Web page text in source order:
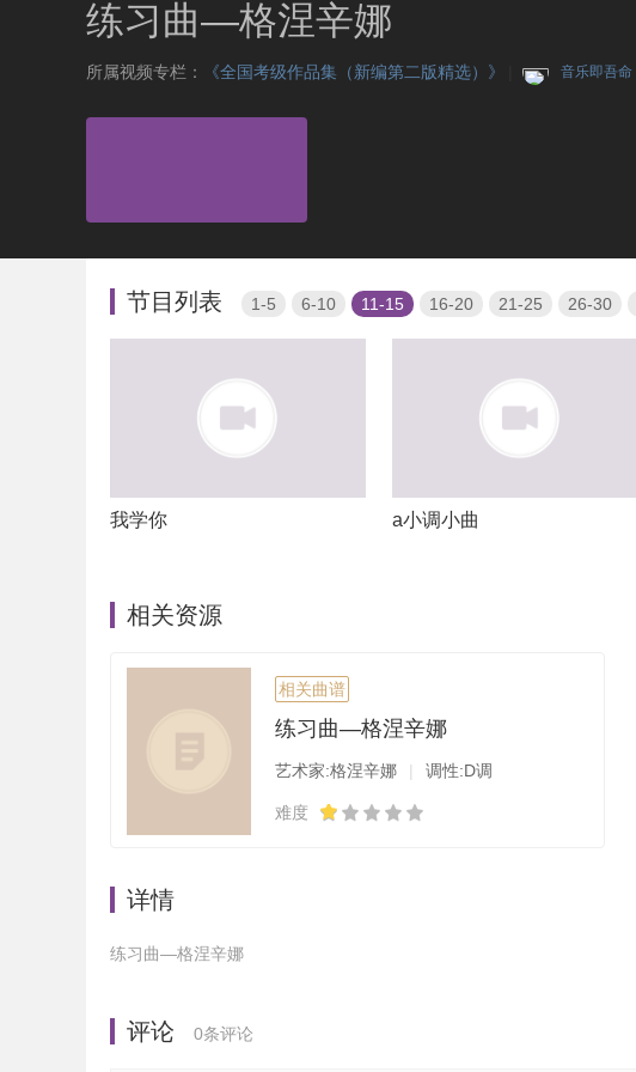
练习曲—格涅辛娜
所属视频专栏： 《全国考级作品集（新编第二版精选）》 音乐即吾命
节目列表 1-5 6-10 11-15 16-20 21-25 26-30
我学你 a小调小曲
相关资源
相关曲谱
练习曲—格涅辛娜
艺术家:格涅辛娜 | 调性:D调
难度
详情
练习曲—格涅辛娜
评论 0条评论